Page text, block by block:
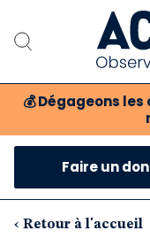
💰 Dégageons
Notre
Faire un don
‹ Retour à l'accueil